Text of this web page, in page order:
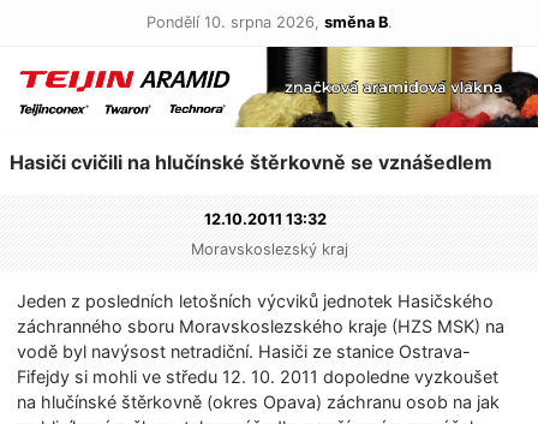
Pondělí 10. srpna 2026, směna B.
Hasiči cvičili na hlučínské štěrkovně se vznášedlem
12.10.2011 13:32
Moravskoslezský kraj
Jeden z posledních letošních výcviků jednotek Hasičského
záchranného sboru Moravskoslezského kraje (HZS MSK) na
vodě byl navýsost netradiční. Hasiči ze stanice Ostrava-
Fifejdy si mohli ve středu 12. 10. 2011 dopoledne vyzkoušet
na hlučínské štěrkovně (okres Opava) záchranu osob na jak